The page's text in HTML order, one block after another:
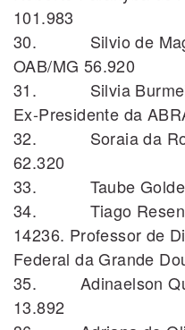
101.983
30. Silvio de
OAB/MG 56.920
31. Silvia
Ex-Presidente da
32. Soraia da
62.320
33. Taube
34. Tiago
14236. Professor de
Federal da Grande
35. Adinaelson
13.892